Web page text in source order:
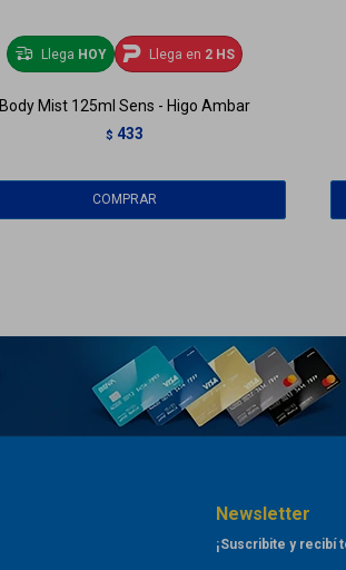
Llega HOY Llega en 2 HS
Body Mist 125ml Sens - Higo Ambar
$ 433
Newsletter
¡Suscribite y recibí